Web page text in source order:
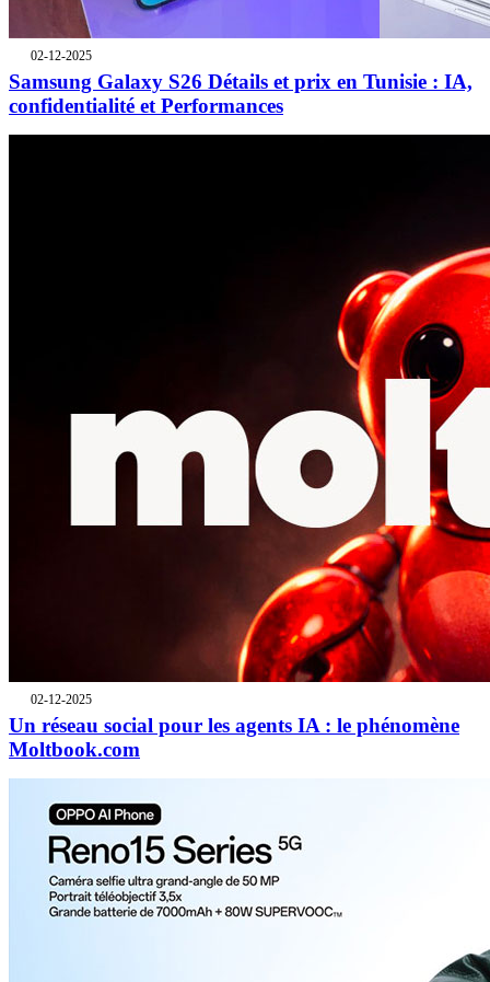
02-12-2025
Samsung Galaxy S26 Détails et prix en Tunisie : IA,
confidentialité et Performances
02-12-2025
Un réseau social pour les agents IA : le phénomène
Moltbook.com